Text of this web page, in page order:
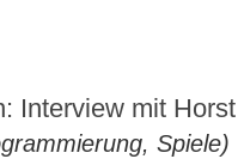
Interview mit
Spiele)